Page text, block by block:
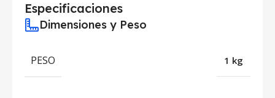
Especificaciones
Dimensiones y Peso
PESO 1 kg